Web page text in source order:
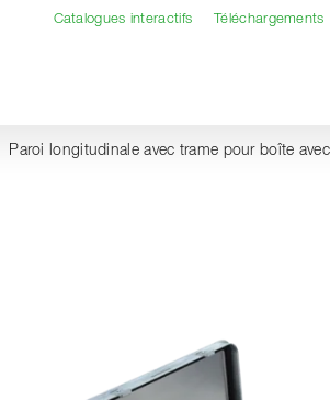
Catalogues interactifs Téléchargements
Paroi longitudinale avec trame pour boîte